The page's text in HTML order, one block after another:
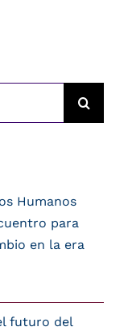
Humanos
para
en la era
futuro del